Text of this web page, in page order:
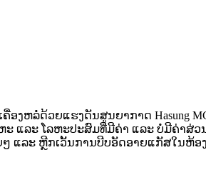
ດ້ວຍແຮງດັນສູນຍາກາດ Hasung MC
ະ ແລະ ໂລຫະປະສົມທີ່ມີຄ່າ ແລະ ບໍ່ມີຄ່າ
ແລະ ຫຼີກເວັ້ນການບີບອັດອາຍແກັສໃນຫ້ອ